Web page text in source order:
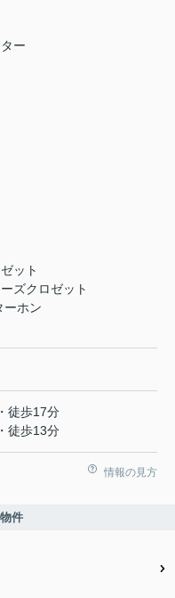
ー
ット
ズクロゼット
ーホン
徒歩17分
徒歩13分
情報の見方
件